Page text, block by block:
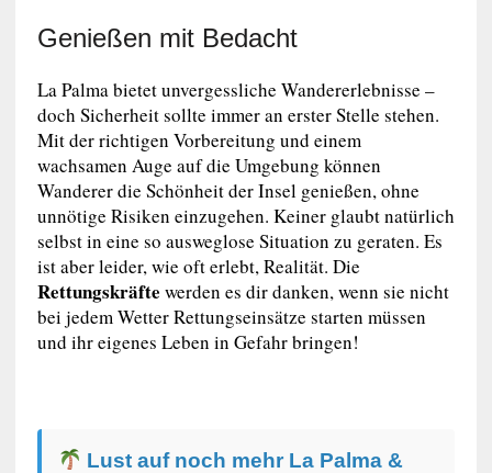
Genießen mit Bedacht
La Palma bietet unvergessliche Wandererlebnisse –
doch Sicherheit sollte immer an erster Stelle stehen.
Mit der richtigen Vorbereitung und einem
wachsamen Auge auf die Umgebung können
Wanderer die Schönheit der Insel genießen, ohne
unnötige Risiken einzugehen. Keiner glaubt natürlich
selbst in eine so ausweglose Situation zu geraten. Es
ist aber leider, wie oft erlebt, Realität. Die
Rettungskräfte werden es dir danken, wenn sie nicht
bei jedem Wetter Rettungseinsätze starten müssen
und ihr eigenes Leben in Gefahr bringen!
Lust auf noch mehr La Palma &